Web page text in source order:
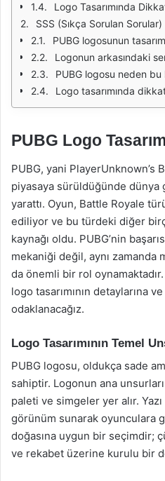
Logo Tasarımında
SSS (Sıkça Sorulan Sorular)
PUBG logosunun
Logonun arkasındaki
PUBG logosu neden bu
Logo tasarımında dikkat
PUBG Logo
PUBG, yani PlayerUnknown’s
piyasaya sürüldüğünde
yarattı. Oyun, Battle Royale
ediliyor ve bu türdeki diğer
kaynağı oldu. PUBG’nin
mekaniği değil, aynı zamanda
da önemli bir rol
logo tasarımının detaylarına
odaklanacağız.
Logo Tasarımının Temel
PUBG logosu, oldukça sade
sahiptir. Logonun ana
paleti ve simgeler yer alır.
görünüm sunarak oyunculara
doğasına uygun bir seçimdir;
ve rekabet üzerine kurulu bir